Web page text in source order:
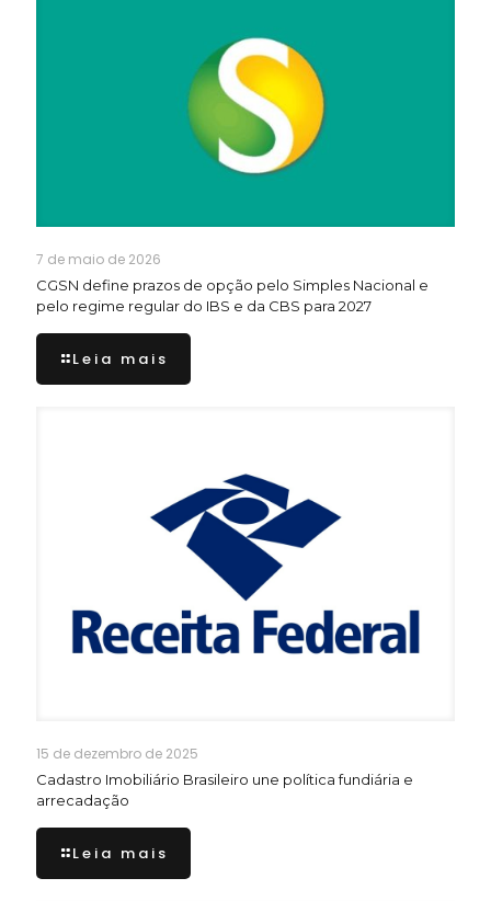
7 de maio de 2026
CGSN define prazos de opção pelo Simples Nacional e
pelo regime regular do IBS e da CBS para 2027
Leia mais
15 de dezembro de 2025
Cadastro Imobiliário Brasileiro une política fundiária e
arrecadação
Leia mais